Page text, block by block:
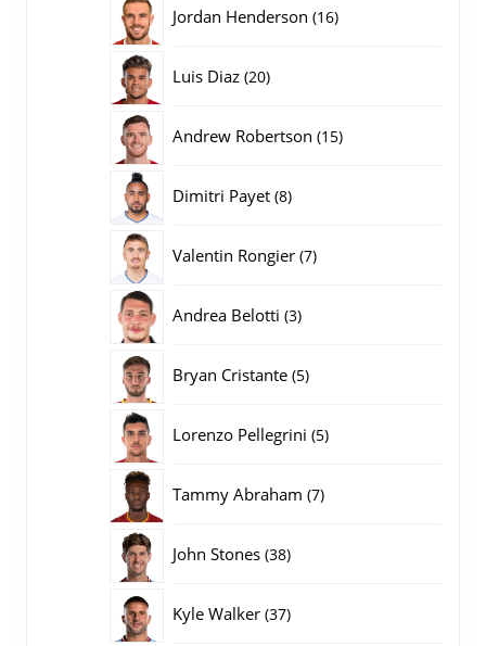
Jordan Henderson 1616
Luis Diaz 2020
Andrew Robertson 1515
Dimitri Payet 88
Valentin Rongier 77
Andrea Belotti 33
Bryan Cristante 55
Lorenzo Pellegrini 55
Tammy Abraham 77
John Stones 3838
Kyle Walker 3737